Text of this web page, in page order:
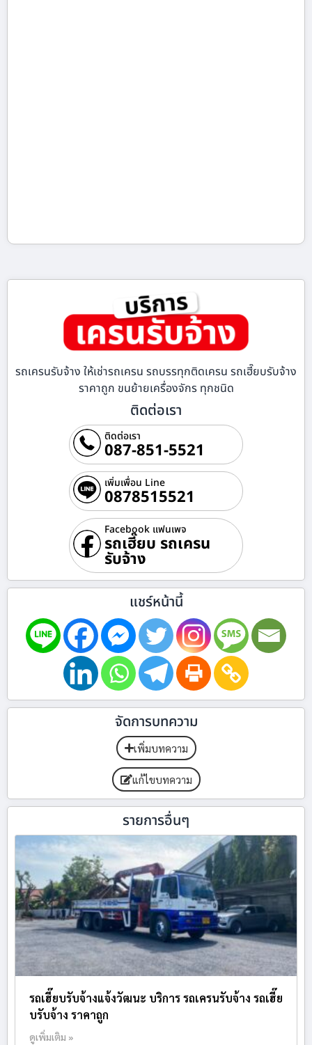
รถเครนรับจ้าง ให้เช่ารถเครน รถบรรทุกติดเครน รถเฮี๊ยบรับจ้าง
ราคาถูก ขนย้ายเครื่องจักร ทุกชนิด
ติดต่อเรา
ติดต่อเรา
087-851-5521
เพิ่มเพื่อน Line
0878515521
Facebook แฟนเพจ
รถเฮี๊ยบ รถเครน
รับจ้าง
แชร์หน้านี้
จัดการบทความ
เพิ่มบทความ
แก้ไขบทความ
รายการอื่นๆ
รถเฮี๊ยบรับจ้างแจ้งวัฒนะ บริการ รถเครนรับจ้าง รถเฮี๊ย
บรับจ้าง ราคาถูก
ดูเพิ่มเติม »